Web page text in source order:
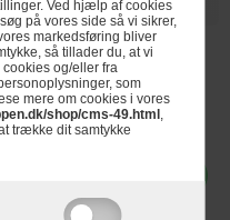
Ved hjælp af cookies
på vores side så vi sikrer,
markedsføring bliver
så tillader du, at vi
og/eller fra
som
mere om cookies i vores
shop/cms-49.html
trække dit samtykke
4.695,-
Opvaskemaskine
OMI6240-90RT